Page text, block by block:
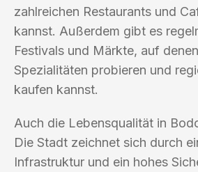
zahlreichen Restaurants und
kannst. Außerdem gibt es
Festivals und Märkte, auf
Spezialitäten probieren und
kaufen kannst.
Auch die Lebensqualität in
Die Stadt zeichnet sich durch
Infrastruktur und ein hohes